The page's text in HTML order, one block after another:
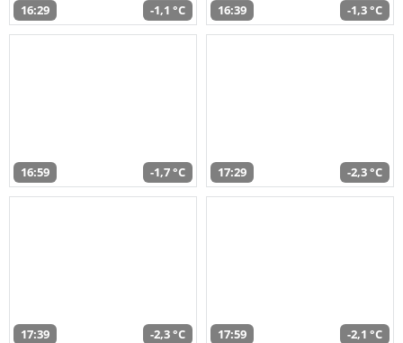
16:29 -1,1 °C 16:39 -1,3 °C
16:59 -1,7 °C 17:29 -2,3 °C
17:39 -2,3 °C 17:59 -2,1 °C